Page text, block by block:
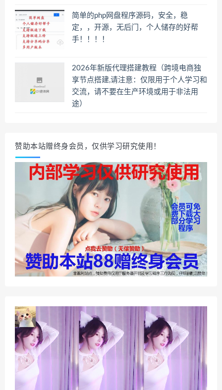
简单的php网盘程序源码，安全，稳
定，，开源，无后门，个人储存的好帮
手！！！！
2026年新版代理搭建教程（跨境电商独
享节点搭建,请注意：仅限用于个人学习和
交流，请不要在生产环境或用于非法用
途）
赞助本站赠终身会员，仅供学习研究使用！